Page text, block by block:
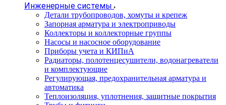
Инженерные системы
Детали трубопроводов, хомуты и крепеж
Запорная арматура и электроприводы
Коллекторы и коллекторные группы
Насосы и насосное оборудование
Приборы учета и КИПиА
Радиаторы, полотенцесушители, водонагреватели
и комплектующие
Регулирующая, предохранительная арматура и
автоматика
Теплоизоляция, уплотнения, защитные покрытия